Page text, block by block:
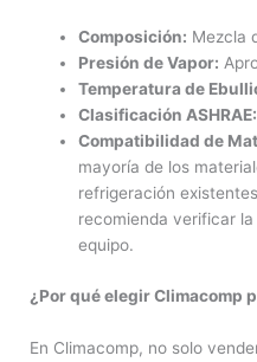
Composición: Mezcla
Presión de Vapor:
Temperatura de
Clasificación ASHRAE:
Compatibilidad de
mayoría de los
refrigeración
recomienda verificar
equipo.
¿Por qué elegir Climacomp
En Climacomp, no solo